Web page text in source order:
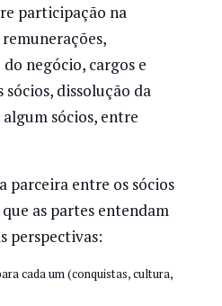
participação na
negócio, cargos e
sócios, dissolução da
sócios, entre
parceira entre os sócios
as partes entendam
perspectivas:
cada um (conquistas, cultura,